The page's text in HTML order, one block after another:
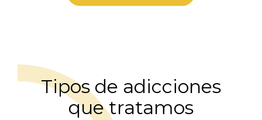
Tipos de adicciones
que tratamos